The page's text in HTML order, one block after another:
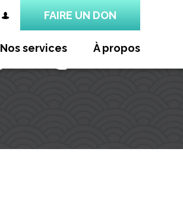
FAIRE UN DON
Nos services À propos